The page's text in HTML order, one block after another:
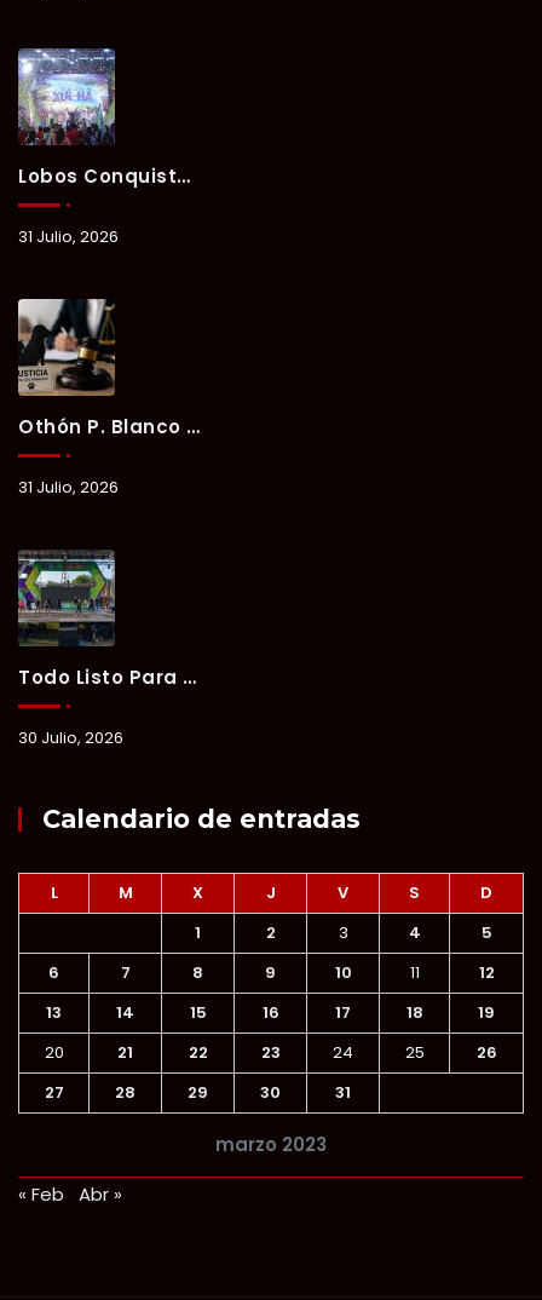
Lobos Conquista La Primera Competencia Del Verano Xul-Há 2026 En Una Noche Llena De Talento Y Energía.
31 Julio, 2026
Othón P. Blanco Refrenda Su Compromiso Contra El Maltrato Animal: Vinculan A Proceso A Presunto Responsable Tras Denuncia Del Ayuntamiento.
31 Julio, 2026
Todo Listo Para “Verano Xul-Há 2026”; Un Fin De Semana De Deporte, Música Y Convivencia Familiar.
30 Julio, 2026
Calendario de entradas
marzo 2023
L M X J V S
D
1
2 3 4
5
6
7 8 9 10 11
12
13
14 15 16 17 18
19
20
21 22 23 24 25
26
27
28 29 30 31
« Feb Abr »